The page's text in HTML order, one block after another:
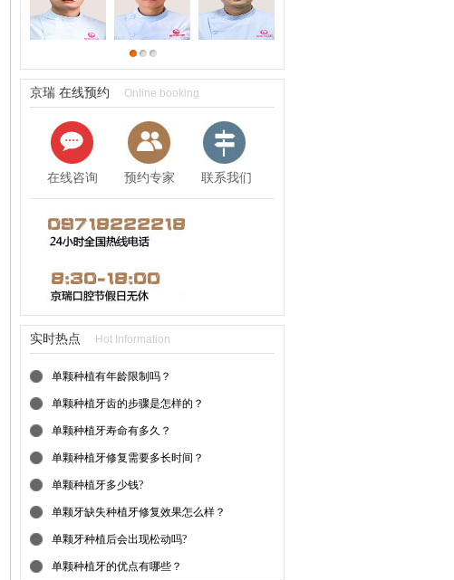
京瑞 在线预约 Online booking
在线咨询 预约专家 联系我们
实时热点 Hot Information
单颗种植有年龄限制吗？
单颗种植牙齿的步骤是怎样的？
单颗种植牙寿命有多久？
单颗种植牙修复需要多长时间？
单颗种植牙多少钱?
单颗牙缺失种植牙修复效果怎么样？
单颗牙种植后会出现松动吗?
单颗种植牙的优点有哪些？